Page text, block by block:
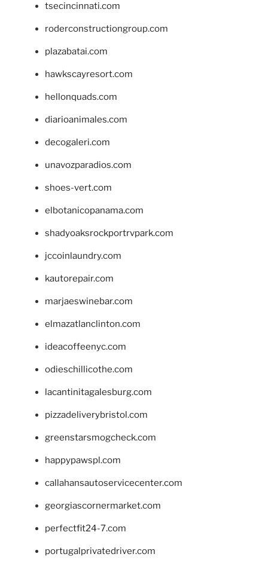
tsecincinnati.com
roderconstructiongroup.com
plazabatai.com
hawkscayresort.com
hellonquads.com
diarioanimales.com
decogaleri.com
unavozparadios.com
shoes-vert.com
elbotanicopanama.com
shadyoaksrockportrvpark.com
jccoinlaundry.com
kautorepair.com
marjaeswinebar.com
elmazatlanclinton.com
ideacoffeenyc.com
odieschillicothe.com
lacantinitagalesburg.com
pizzadeliverybristol.com
greenstarsmogcheck.com
happypawspl.com
callahansautoservicecenter.com
georgiascornermarket.com
perfectfit24-7.com
portugalprivatedriver.com